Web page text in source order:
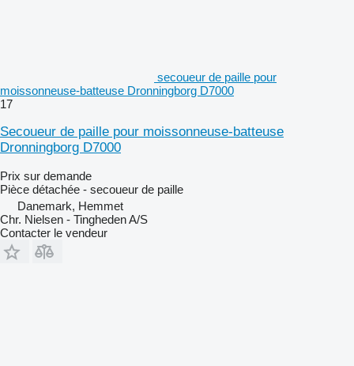
secoueur de paille pour
moissonneuse-batteuse Dronningborg D7000
17
Secoueur de paille pour moissonneuse-batteuse
Dronningborg D7000
Prix sur demande
Pièce détachée - secoueur de paille
Danemark, Hemmet
Chr. Nielsen - Tingheden A/S
Contacter le vendeur